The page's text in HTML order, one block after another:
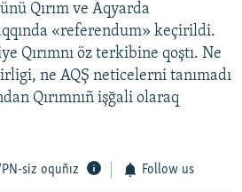
Qırım ve Aqyarda
«referendum» keçirildi.
Qırımnı öz terkibine qoştı. Ne
ne AQŞ neticelerni tanımadı
Qırımnıñ işğali olaraq
siz oquñız Follow us